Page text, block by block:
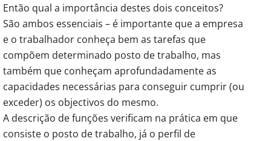
Então qual a importância destes dois conceitos?
São ambos essenciais – é importante que a empresa
e o trabalhador conheça bem as tarefas que
compõem determinado posto de trabalho, mas
também que conheçam aprofundadamente as
capacidades necessárias para conseguir cumprir (ou
exceder) os objectivos do mesmo.
A descrição de funções verificam na prática em que
consiste o posto de trabalho, já o perfil de